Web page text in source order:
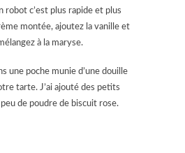
robot c’est plus rapide et plus
montée, ajoutez la vanille et
à la maryse.
une poche munie d’une douille
tarte. J’ai ajouté des petits
de poudre de biscuit rose.